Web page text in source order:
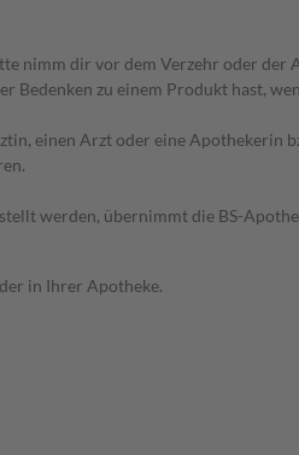
nimm dir vor dem Verzehr oder
Bedenken zu einem Produkt hast,
einen Arzt oder eine Apothekerin
werden, übernimmt die BS-
in Ihrer Apotheke.